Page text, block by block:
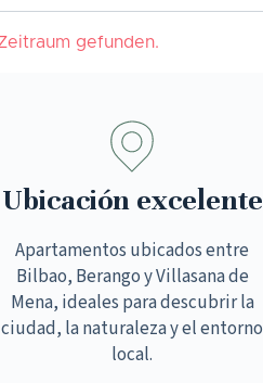
Ubicación excelente
Apartamentos ubicados entre
Bilbao, Berango y Villasana de
Mena, ideales para descubrir la
ciudad, la naturaleza y el entorno
local.